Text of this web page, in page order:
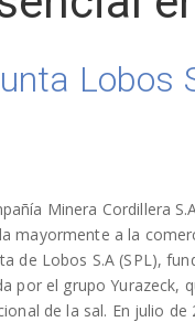
Lobos
Minera Cordillera
mayormente a la
de Lobos S.A (SPL),
por el grupo Yurazeck,
de la sal. En julio